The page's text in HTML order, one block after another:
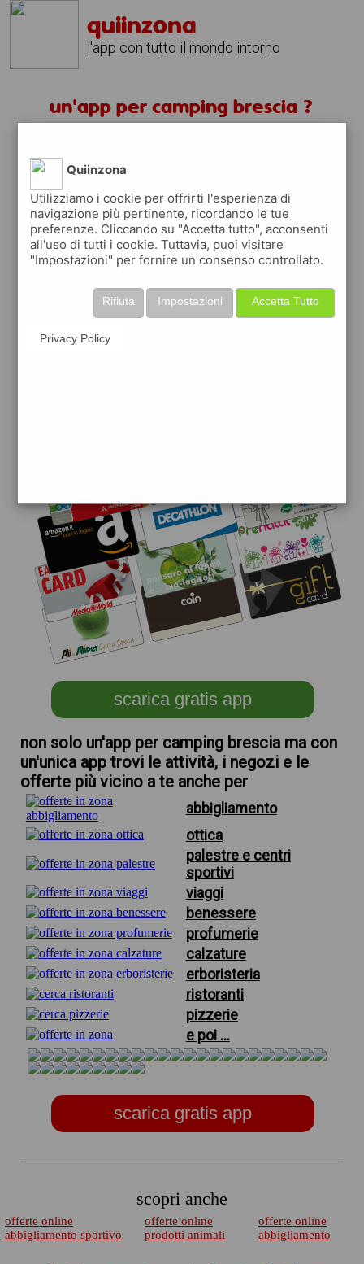
quiinzona
l'app con tutto il mondo intorno
un'app per camping brescia ?
quiinzona è una app
gratuita
che ti aiuta se cerchi 'un'app per camping
brescia ?' e che ti premia ogni volta che la
usi
raccogli punti da convertire inbuoni sconto
o gift card
per fare la spesa, fare
scarica gratis app
non solo un'app per camping brescia ma con
un'unica app trovi le attività, i negozi e le
offerte più vicino a te anche per
abbigliamento
ottica
palestre e centri
sportivi
viaggi
benessere
profumerie
calzature
erboristeria
ristoranti
pizzerie
e poi ...
scarica gratis app
scopri anche
offerte online
abbigliamento sportivo
offerte online
prodotti animali
offerte online
abbigliamento
Quiinzona
Utilizziamo i cookie per offrirti l'esperienza di
navigazione più pertinente, ricordando le tue
preferenze. Cliccando su "Accetta tutto", acconsenti
all'uso di tutti i cookie. Tuttavia, puoi visitare
"Impostazioni" per fornire un consenso controllato.
Accetta Tutto
Impostazioni
Rifiuta
Privacy Policy